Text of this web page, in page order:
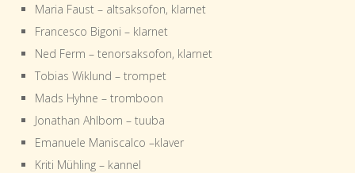
Maria Faust – altsaksofon, klarnet
Francesco Bigoni – klarnet
Ned Ferm – tenorsaksofon, klarnet
Tobias Wiklund – trompet
Mads Hyhne – tromboon
Jonathan Ahlbom – tuuba
Emanuele Maniscalco –klaver
Kriti Mühling – kannel